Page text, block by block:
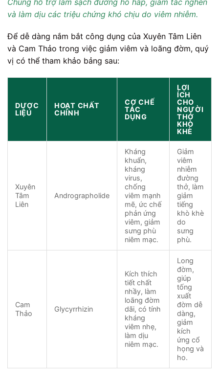
Chúng hỗ trợ làm sạch đường hô hấp, giảm tắc nghẽn
và làm dịu các triệu chứng khó chịu do viêm nhiễm.
Để dễ dàng nắm bắt công dụng của Xuyên Tâm Liên
và Cam Thảo trong việc giảm viêm và loãng đờm, quý
vị có thể tham khảo bảng sau:
DƯỢC
LIỆU
HOẠT CHẤT
CHÍNH
CƠ CHẾ
TÁC
DỤNG
LỢI
ÍCH
CHO
NGƯỜI
THỞ
KHÒ
KHÈ
Xuyên
Tâm
Liên
Andrographolide
Kháng
khuẩn,
kháng
virus,
chống
viêm mạnh
mẽ, ức chế
phản ứng
viêm, giảm
sưng phù
niêm mạc.
Giảm
viêm
nhiễm
đường
thở, làm
giảm
tiếng
khò khè
do
sưng
phù.
Cam
Thảo
Glycyrrhizin
Kích thích
tiết chất
nhầy, làm
loãng đờm
dãi, có tính
kháng
viêm nhẹ,
làm dịu
niêm mạc.
Long
đờm,
giúp
tống
xuất
đờm dễ
dàng,
giảm
kích
ứng cổ
họng và
ho.